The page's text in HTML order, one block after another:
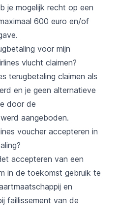
je mogelijk recht op een
600 euro en/of
voor mijn
vlucht claimen?
terugbetaling claimen als
en je geen alternatieve
door de
aangeboden.
voucher accepteren in
accepteren van een
in de toekomst gebruik te
en
faillissement van de